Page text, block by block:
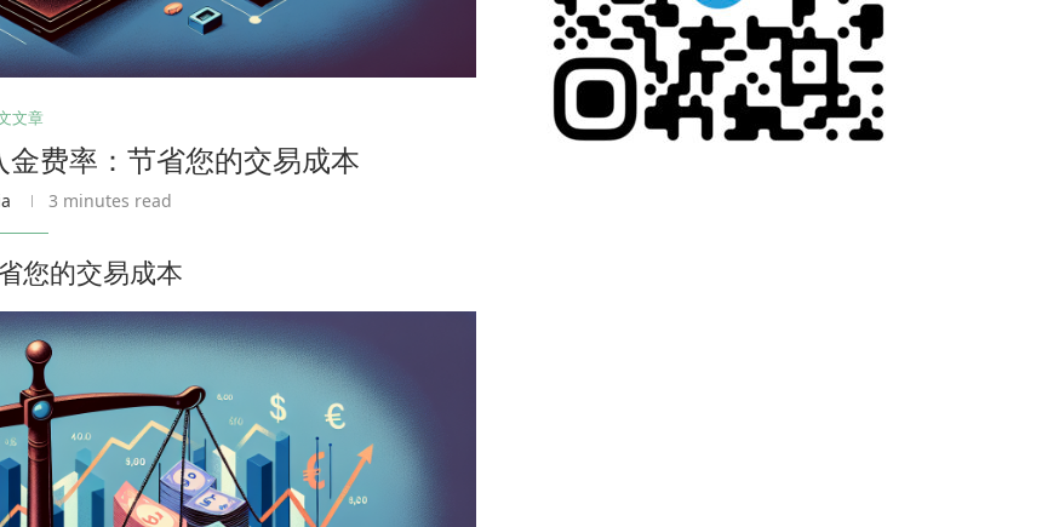
文章
费率：节省您的交易成本
3 minutes read
您的交易成本